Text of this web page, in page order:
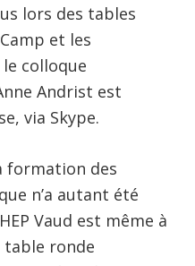
lors des tables
et les
colloque
Andrist est
via Skype.
formation des
n’a autant été
Vaud est même à
table ronde